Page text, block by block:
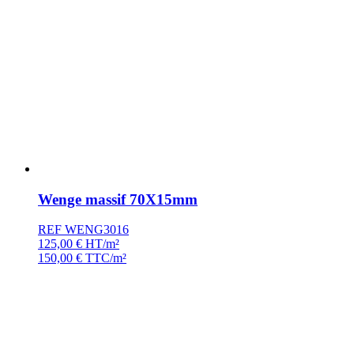
Wenge massif 70X15mm
REF WENG3016
125,00 € HT/m²
150,00 € TTC/m²